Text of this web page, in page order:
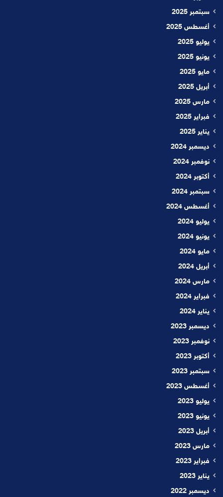
سبتمبر 2025
أغسطس 2025
يوليو 2025
يونيو 2025
مايو 2025
أبريل 2025
مارس 2025
فبراير 2025
يناير 2025
ديسمبر 2024
نوفمبر 2024
أكتوبر 2024
سبتمبر 2024
أغسطس 2024
يوليو 2024
يونيو 2024
مايو 2024
أبريل 2024
مارس 2024
فبراير 2024
يناير 2024
ديسمبر 2023
نوفمبر 2023
أكتوبر 2023
سبتمبر 2023
أغسطس 2023
يوليو 2023
يونيو 2023
أبريل 2023
مارس 2023
فبراير 2023
يناير 2023
ديسمبر 2022